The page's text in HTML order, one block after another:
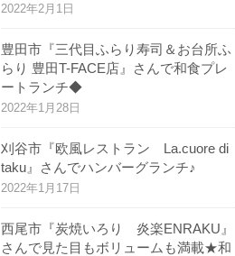
2022年2月1日
豊田市『三代目ふらり寿司＆お台所ふ
らり 豊田T-FACE店』さんで和食プレ
ートランチ◆
2022年1月28日
刈谷市『欧風レストラン La.cuore di
taku』さんでハンバーグランチ♪
2022年1月17日
西尾市『炭焼いろり 炎楽ENRAKU』
さんで見た目もボリュームも満載★和